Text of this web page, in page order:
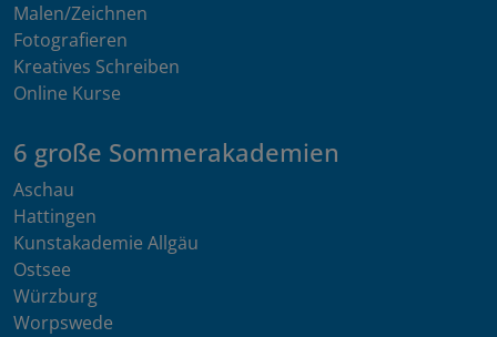
Malen/Zeichnen
Fotografieren
Kreatives Schreiben
Online Kurse
6 große Sommerakademien
Aschau
Hattingen
Kunstakademie Allgäu
Ostsee
Würzburg
Worpswede